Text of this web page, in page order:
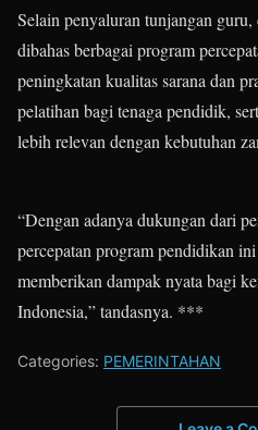
Selain penyaluran tunjangan
dibahas berbagai program
peningkatan kualitas sarana dan
pelatihan bagi tenaga pendidik,
lebih relevan dengan kebutuhan
“Dengan adanya dukungan dari
percepatan program pendidikan
memberikan dampak nyata bagi
Indonesia,” tandasnya. ***
Categories: PEMERINTAHAN